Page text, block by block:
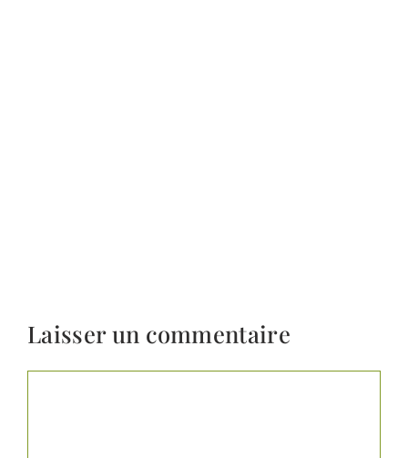
Laisser un commentaire